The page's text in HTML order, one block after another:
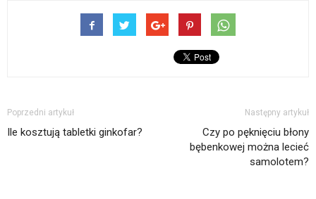
Poprzedni artykuł
Ile kosztują tabletki ginkofar?
Następny artykuł
Czy po pęknięciu błony
bębenkowej można lecieć
samolotem?